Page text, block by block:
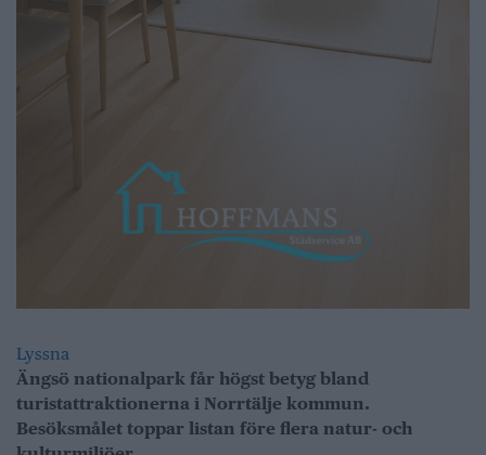
Lyssna
Ängsö nationalpark får högst betyg bland
turistattraktionerna i Norrtälje kommun.
Besöksmålet toppar listan före flera natur- och